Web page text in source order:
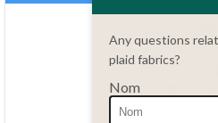
Any questions
plaid fabrics?
Nom
Русский
Tiếng Việt
العربية